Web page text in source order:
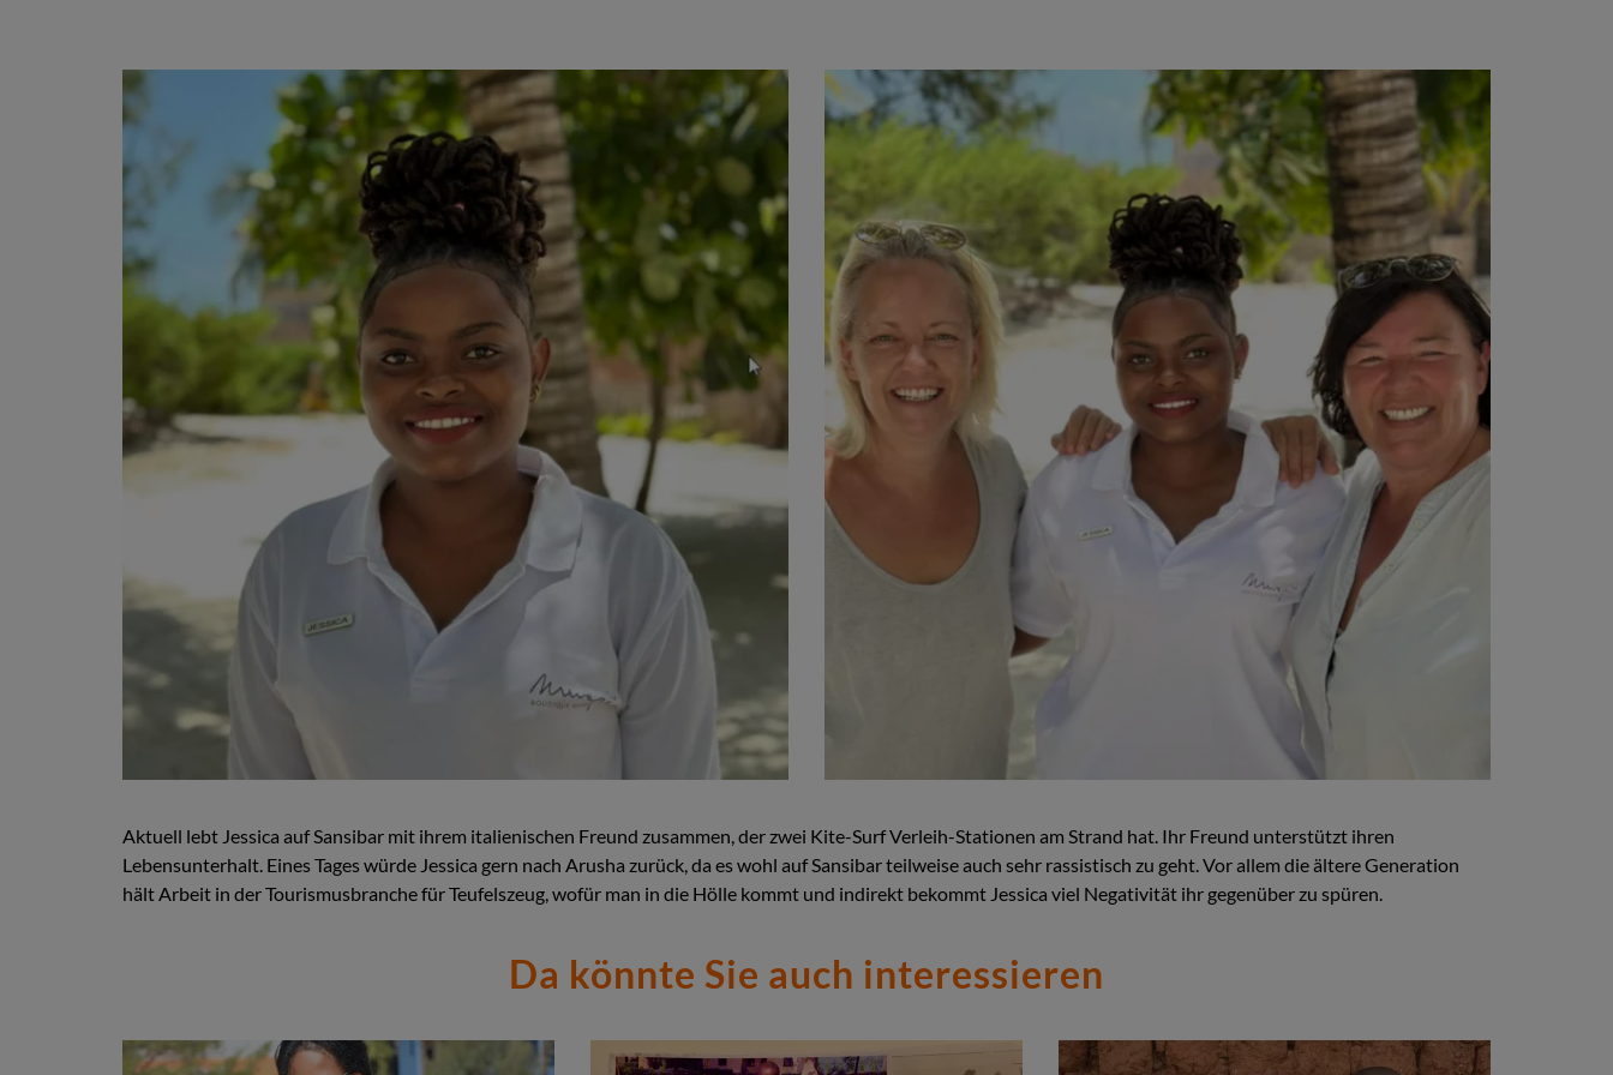
Aktuell lebt Jessica auf Sansibar mit ihrem italienischen Freund zusammen, der zwei Kite-Surf Verleih-Stationen am Strand hat. Ihr Freund unterstützt ihren
Lebensunterhalt. Eines Tages würde Jessica gern nach Arusha zurück, da es wohl auf Sansibar teilweise auch sehr rassistisch zu geht. Vor allem die ältere Generation
hält Arbeit in der Tourismusbranche für Teufelszeug, wofür man in die Hölle kommt und indirekt bekommt Jessica viel Negativität ihr gegenüber zu spüren.
Da könnte Sie auch interessieren